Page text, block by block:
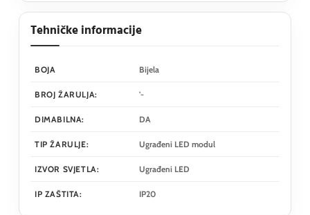
Tehničke informacije
BOJA Bijela
BROJ ŽARULJA: '-
DIMABILNA: DA
TIP ŽARULJE: Ugrađeni LED modul
IZVOR SVJETLA: Ugrađeni LED
IP ZAŠTITA: IP20